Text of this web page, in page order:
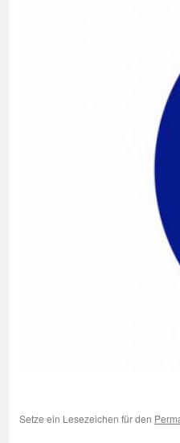
Setze ein Lesezeichen für den